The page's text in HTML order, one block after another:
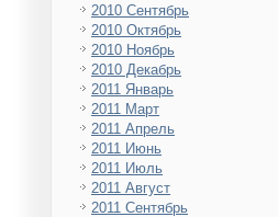
2010 Сентябрь
2010 Октябрь
2010 Ноябрь
2010 Декабрь
2011 Январь
2011 Март
2011 Апрель
2011 Июнь
2011 Июль
2011 Август
2011 Сентябрь